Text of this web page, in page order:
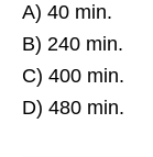
A) 40 min.
B) 240 min.
C) 400 min.
D) 480 min.